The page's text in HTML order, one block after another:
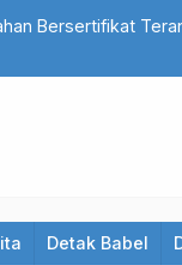
Terancam
Detak Babel